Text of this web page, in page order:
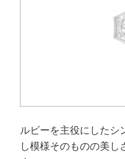
ルビーを主役にしたシ
し模様そのものの美し